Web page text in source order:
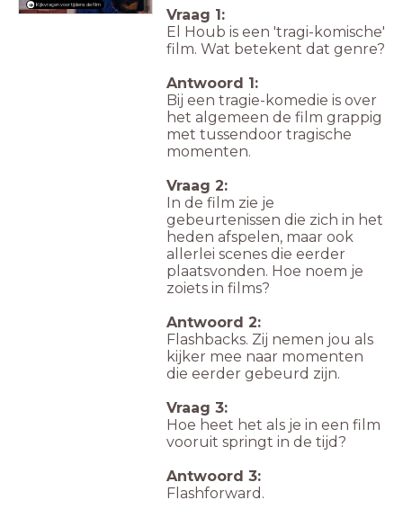
Kijkvragen voor tijdens de film
Vraag 1:
El Houb is een 'tragi-komische'
film. Wat betekent dat genre?
Antwoord 1:
Bij een tragie-komedie is over
het algemeen de film grappig
met tussendoor tragische
momenten.
Vraag 2:
In de film zie je
gebeurtenissen die zich in het
heden afspelen, maar ook
allerlei scenes die eerder
plaatsvonden. Hoe noem je
zoiets in films?
Antwoord 2:
Flashbacks. Zij nemen jou als
kijker mee naar momenten
die eerder gebeurd zijn.
Vraag 3:
Hoe heet het als je in een film
vooruit springt in de tijd?
Antwoord 3:
Flashforward.